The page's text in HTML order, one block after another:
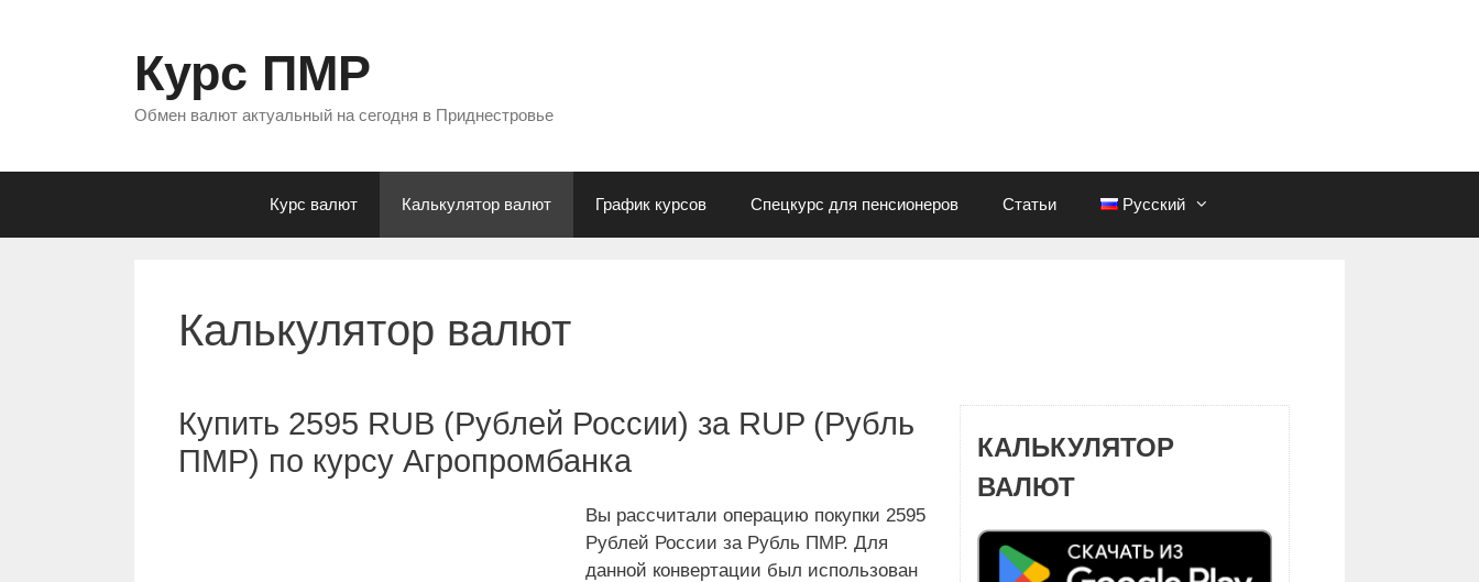
Курс ПМР
Обмен валют актуальный на сегодня в Приднестровье
Курс валют Калькулятор валют График курсов Спецкурс для пенсионеров Статьи Русский
Калькулятор валют
Купить 2595 RUB (Рублей России) за RUP (Рубль
ПМР) по курсу Агропромбанка
Вы рассчитали операцию покупки 2595
Рублей России за Рубль ПМР. Для
данной конвертации был использован
КАЛЬКУЛЯТОР
ВАЛЮТ